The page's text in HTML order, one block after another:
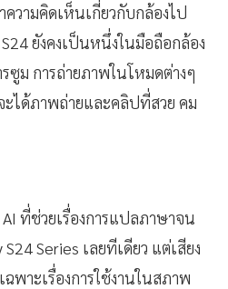
วามคิดเห็นเกี่ยวกับกล้องไป
ยังคงเป็นหนึ่งในมือถือกล้อง
ซูม การถ่ายภาพในโหมดต่างๆ
ะได้ภาพถ่ายและคลิปที่สวย คม
AI ที่ช่วยเรื่องการแปลภาษาจน
Series เลยทีเดียว แต่เสียง
พาะเรื่องการใช้งานในสภาพ